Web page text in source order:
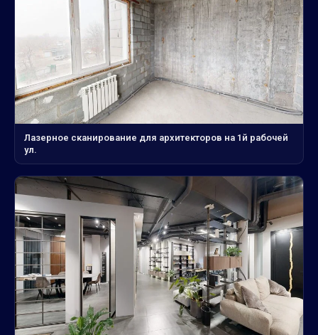
Лазерное сканирование для архитекторов на 1й рабочей
ул.